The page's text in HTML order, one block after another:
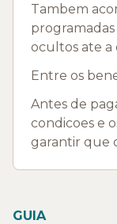
Tambem
ocultos ate a
Entre os
Antes de
condicoes e
garantir que
GUIA